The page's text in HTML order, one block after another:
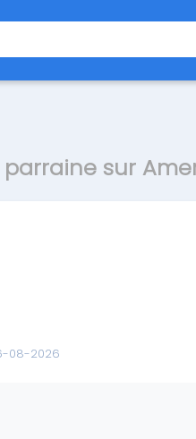
sur
08-2026